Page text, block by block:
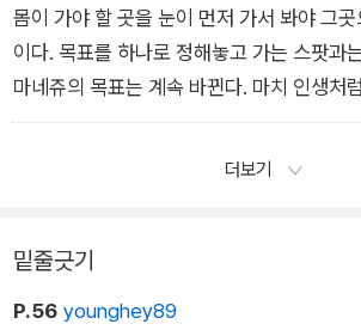
몸이 가야 할 곳을 눈이 먼저 가서 봐야 그
이다. 목표를 하나로 정해놓고 가는 스팟과
마네쥬의 목표는 계속 바뀐다. 마치 인생처
더보기
밑줄긋기
P.56 younghey89